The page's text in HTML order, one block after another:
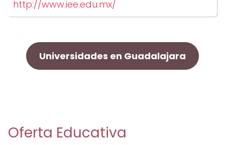
http://www.iee.edu.mx/
Universidades en Guadalajara
Oferta Educativa